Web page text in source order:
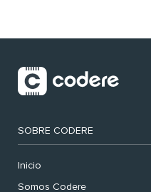
SOBRE CODERE
Inicio
Somos Codere